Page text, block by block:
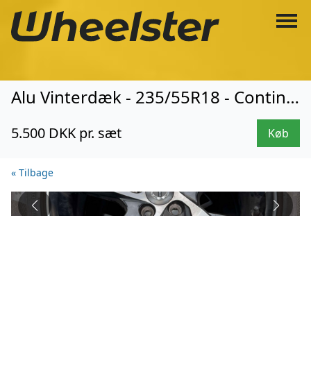
Alu Vinterdæk - 235/55R18 - Continental (3057)
5.500 DKK pr. sæt Køb
« Tilbage